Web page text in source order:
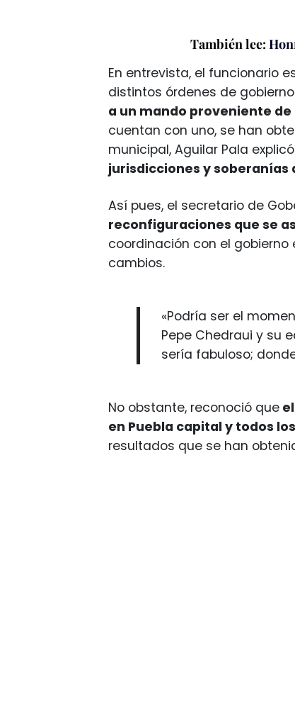
También lee:
En entrevista, el funcionario
distintos órdenes de
a un mando proveniente
cuentan con uno, se han
municipal, Aguilar Pala
jurisdicciones y soberanías
Así pues, el secretario de
reconfiguraciones que se
coordinación con el
cambios.
«Podría ser el
Pepe Chedraui y su
sería fabuloso;
No obstante, reconoció que
en Puebla capital y todos
resultados que se han